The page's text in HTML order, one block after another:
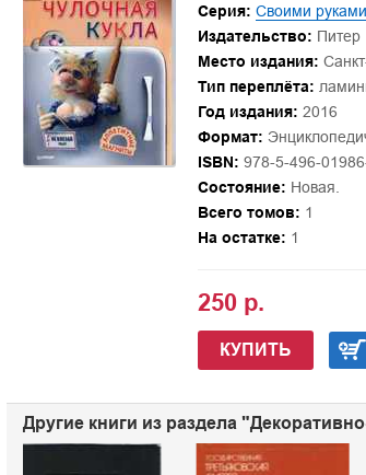
Серия: Своими руками
Издательство: Питер
Место издания:
Тип переплёта:
Год издания: 2016
Формат:
ISBN: 978-5-496-
Состояние: Новая.
Всего томов: 1
На остатке: 1
250 р.
КУПИТЬ
Другие книги из раздела